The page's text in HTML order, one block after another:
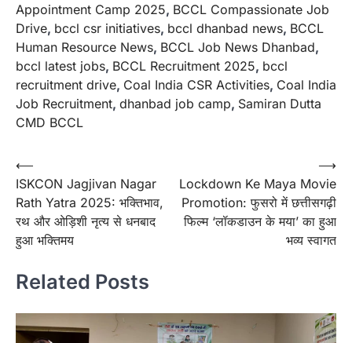
Appointment Camp 2025, BCCL Compassionate Job
Drive, bccl csr initiatives, bccl dhanbad news, BCCL
Human Resource News, BCCL Job News Dhanbad,
bccl latest jobs, BCCL Recruitment 2025, bccl
recruitment drive, Coal India CSR Activities, Coal India
Job Recruitment, dhanbad job camp, Samiran Dutta
CMD BCCL
Post
navigation
⟵
ISKCON Jagjivan Nagar
Rath Yatra 2025: भक्तिभाव,
रथ और ओड़िशी नृत्य से धनबाद
हुआ भक्तिमय
Lockdown Ke Maya Movie
Promotion: फुसरो में छत्तीसगढ़ी
फिल्म ‘लॉकडाउन के मया’ का हुआ
भव्य स्वागत
⟶
Related Posts